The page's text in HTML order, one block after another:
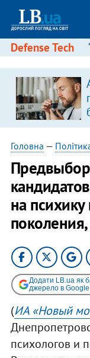
Defense Tech
Головна —
на
Додати LB.ua як
джерело в Google
(ИА «Новый
психологов и